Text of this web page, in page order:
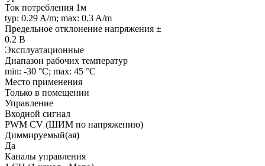
Ток потребления 1м
typ: 0.29 A/m; max: 0.3 A/m
Предельное отклонение напряжения ±
0.2 В
Эксплуатационные
Диапазон рабочих температур
min: -30 °C; max: 45 °C
Место применения
Только в помещении
Управление
Входной сигнал
PWM СV (ШИМ по напряжению)
Диммируемый(ая)
Да
Каналы управления